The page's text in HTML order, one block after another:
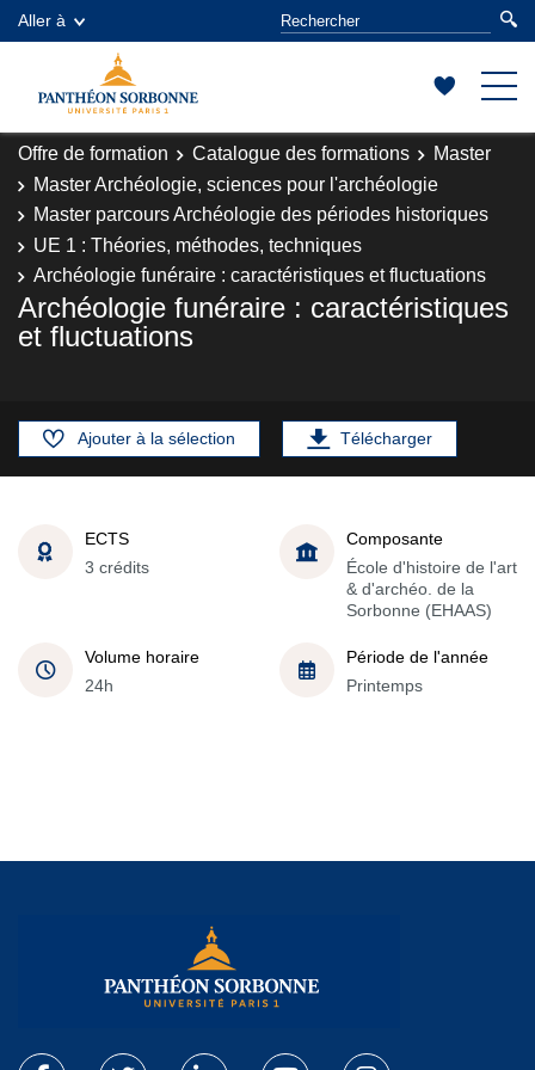
Aller à
Offre de formation Catalogue des formations
Master
Master Archéologie, sciences pour l'archéologie
Master parcours Archéologie des périodes historiques
UE 1 : Théories, méthodes, techniques
Archéologie funéraire : caractéristiques et fluctuations
Archéologie funéraire : caractéristiques
et fluctuations
Ajouter à la sélection Télécharger
ECTS
3 crédits
Composante
École d'histoire de l'art
& d'archéo. de la
Sorbonne (EHAAS)
Volume horaire
24h
Période de l'année
Printemps